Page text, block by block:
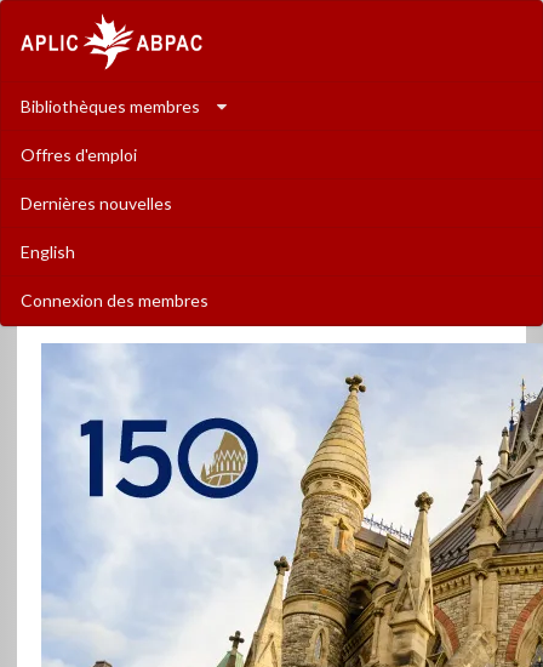
Association
of
Parliamentary
Libraries
-
L�Association
biblioth�ques
parlementaires
Canada
Bibliothèques membres
Offres d'emploi
Dernières nouvelles
English
Connexion des membres